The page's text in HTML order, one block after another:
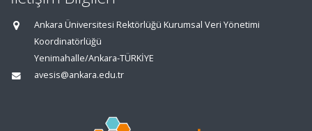
Ankara Üniversitesi Rektörlüğü Kurumsal Veri Yönetimi
Koordinatörlüğü
Yenimahalle/Ankara-TÜRKİYE
avesis@ankara.edu.tr